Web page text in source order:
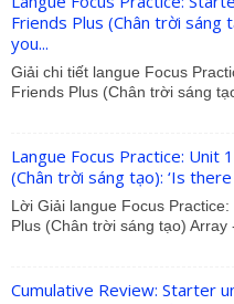
Friends Plus (Chân trời sáng
you...
Giải chi tiết langue Focus
Friends Plus (Chân trời sáng
Langue Focus Practice: Unit
(Chân trời sáng tạo): ‘Is there
Lời Giải langue Focus
Plus (Chân trời sáng tạo) Array
Cumulative Review: Starter